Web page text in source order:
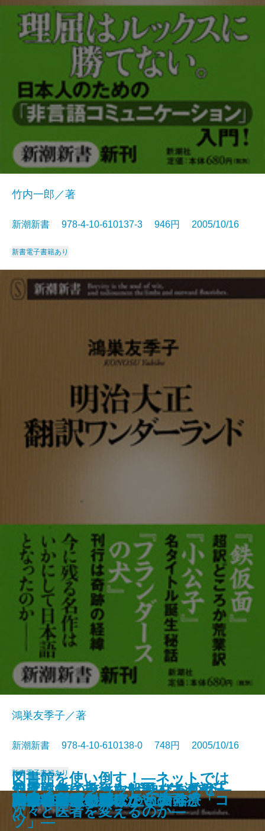
自爆テロリストの正体
東大法学部
「小皇帝」世代の中国
ろくろ首の首はなぜ伸びるのか―
遊ぶ生物学への招待―
国家の品格
満州と自民党
日露戦争に投資した男―ユダヤ人
銀行家の日記―
知床に生きる―大船頭・大瀬初三
郎とオホーツクの海―
人は見た目が9割
竹内一郎／著
新潮新書 978-4-10-610137-3 946円 2005/10/16
新書電子書籍あり
明治大正 翻訳ワンダーランド
鴻巣友季子／著
新潮新書 978-4-10-610138-0 748円 2005/10/16
新書電子書籍あり
間違いだらけのアトピー治療
図書館を使い倒す！―ネットでは
できない資料探しの「技」と「コ
ツ」―
阿片の中国史
ドクター・ショッピング―なぜ
次々と医者を変えるのか―
コクと旨味の秘密
話せぬ若手と聞けない上司
戦後教育で失われたもの
1985年
自動車が危ない
虎屋 和菓子と歩んだ五百年